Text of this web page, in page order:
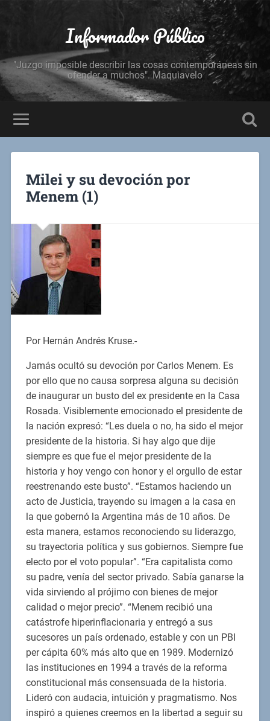
Informador Público
"Juzgo imposible describir las cosas contemporáneas sin
ofender a muchos". Maquiavelo
Milei y su devoción por
Menem (1)
Por Hernán Andrés Kruse.-
Jamás ocultó su devoción por Carlos Menem. Es
por ello que no causa sorpresa alguna su decisión
de inaugurar un busto del ex presidente en la Casa
Rosada. Visiblemente emocionado el presidente de
la nación expresó: “Les duela o no, ha sido el mejor
presidente de la historia. Si hay algo que dije
siempre es que fue el mejor presidente de la
historia y hoy vengo con honor y el orgullo de estar
reestrenando este busto”. “Estamos haciendo un
acto de Justicia, trayendo su imagen a la casa en
la que gobernó la Argentina más de 10 años. De
esta manera, estamos reconociendo su liderazgo,
su trayectoria política y sus gobiernos. Siempre fue
electo por el voto popular”. “Era capitalista como
su padre, venía del sector privado. Sabía ganarse la
vida sirviendo al prójimo con bienes de mejor
calidad o mejor precio”. “Menem recibió una
catástrofe hiperinflacionaria y entregó a sus
sucesores un país ordenado, estable y con un PBI
per cápita 60% más alto que en 1989. Modernizó
las instituciones en 1994 a través de la reforma
constitucional más consensuada de la historia.
Lideró con audacia, intuición y pragmatismo. Nos
inspiró a quienes creemos en la libertad a seguir su